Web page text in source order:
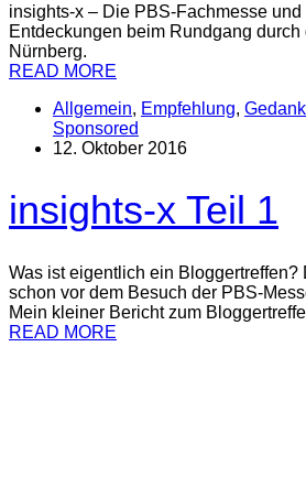
insights-x – Die PBS-Fachmesse
Entdeckungen beim Rundgang
Nürnberg.
READ MORE
Allgemein, Empfehlung,
Sponsored
12. Oktober 2016
insights-x Teil 1
Was ist eigentlich ein Bloggertreffen?
schon vor dem Besuch der PBS-
Mein kleiner Bericht zum
READ MORE